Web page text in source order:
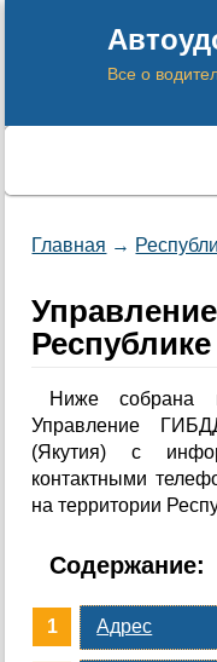
Все о
Главная →
Ниже собрана
Управление
(Якутия) с
контактными
на территории
Содержание:
Адрес